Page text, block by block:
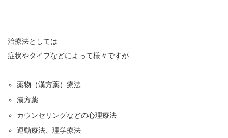
治療法としては
症状やタイプなどによって様々ですが
薬物（漢方薬）療法
漢方薬
カウンセリングなどの心理療法
運動療法、理学療法